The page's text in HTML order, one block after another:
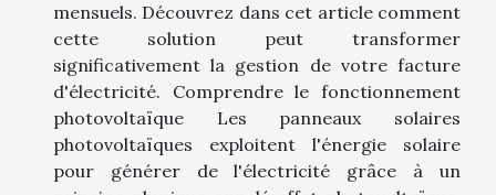
mensuels. Découvrez dans cet article comment
cette solution peut transformer
significativement la gestion de votre facture
d'électricité. Comprendre le fonctionnement
photovoltaïque Les panneaux solaires
photovoltaïques exploitent l'énergie solaire
pour générer de l'électricité grâce à un